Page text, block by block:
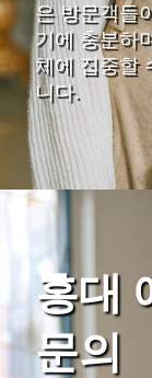
은 방문객들
기에 충분하
체에 집중할
니다.
홍대
문의